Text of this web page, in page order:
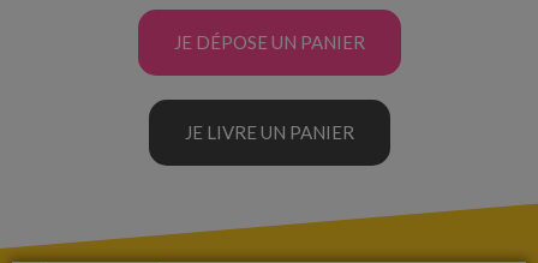
JE DÉPOSE UN PANIER
JE LIVRE UN PANIER